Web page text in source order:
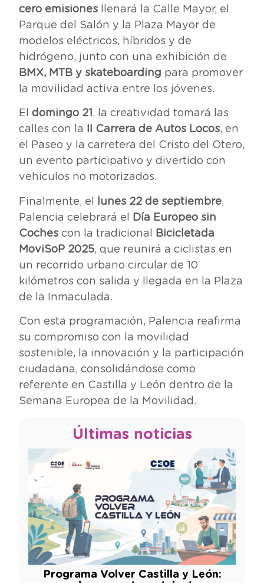
cero emisiones llenará la Calle Mayor, el
Parque del Salón y la Plaza Mayor de
modelos eléctricos, híbridos y de
hidrógeno, junto con una exhibición de
BMX, MTB y skateboarding para promover
la movilidad activa entre los jóvenes.
El domingo 21, la creatividad tomará las
calles con la II Carrera de Autos Locos, en
el Paseo y la carretera del Cristo del Otero,
un evento participativo y divertido con
vehículos no motorizados.
Finalmente, el lunes 22 de septiembre,
Palencia celebrará el Día Europeo sin
Coches con la tradicional Bicicletada
MoviSoP 2025, que reunirá a ciclistas en
un recorrido urbano circular de 10
kilómetros con salida y llegada en la Plaza
de la Inmaculada.
Con esta programación, Palencia reafirma
su compromiso con la movilidad
sostenible, la innovación y la participación
ciudadana, consolidándose como
referente en Castilla y León dentro de la
Semana Europea de la Movilidad.
Últimas noticias
Programa Volver Castilla y León: